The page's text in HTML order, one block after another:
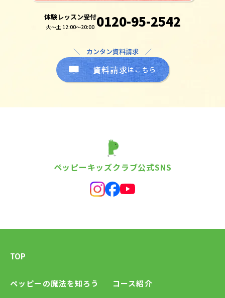
体験レッスン受付
火～土 12:00～20:00 0120-95-2542
＼ カンタン資料請求 ／
資料請求はこちら
ペッピーキッズクラブ公式SNS
TOP
ペッピーの魔法を知ろう
コース紹介